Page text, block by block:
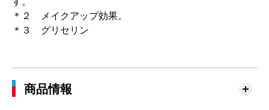
＊２ メイクアップ効果。
＊３ グリセリン
商品情報